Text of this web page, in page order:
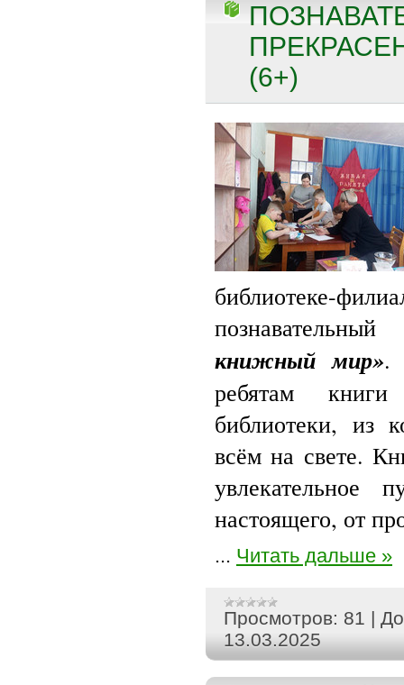
(6+)
библиотеке-
книжный мир».
ребятам
библиотеки, из
всём на свете.
увлекательное
настоящего, от
... Читать дальше »
Просмотров: 81 |
13.03.2025